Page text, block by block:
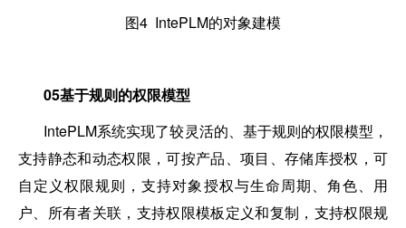
图4 IntePLM的对象建模
05基于规则的权限模型
IntePLM系统实现了较灵活的、基于规则的权限模型，
支持静态和动态权限，可按产品、项目、存储库授权，可
自定义权限规则，支持对象授权与生命周期、角色、用
户、所有者关联，支持权限模板定义和复制，支持权限规